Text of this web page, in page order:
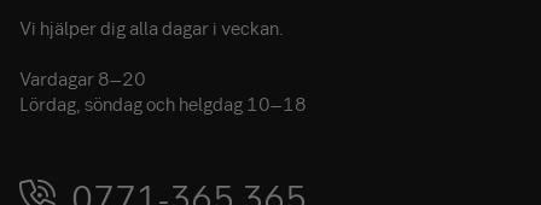
Vi hjälper dig alla dagar i veckan.
Vardagar 8–20
Lördag, söndag och helgdag 10–18